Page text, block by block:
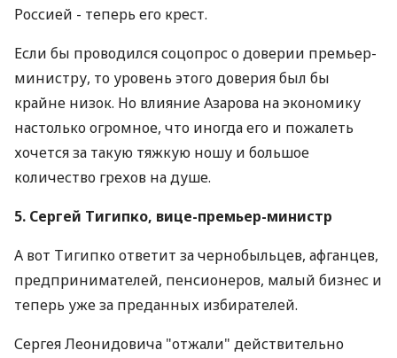
Россией - теперь его крест.
Если бы проводился соцопрос о доверии премьер-
министру, то уровень этого доверия был бы
крайне низок. Но влияние Азарова на экономику
настолько огромное, что иногда его и пожалеть
хочется за такую тяжкую ношу и большое
количество грехов на душе.
5. Сергей Тигипко, вице-премьер-министр
А вот Тигипко ответит за чернобыльцев, афганцев,
предпринимателей, пенсионеров, малый бизнес и
теперь уже за преданных избирателей.
Сергея Леонидовича "отжали" действительно